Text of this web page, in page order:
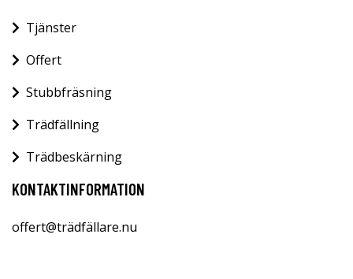
Tjänster
Offert
Stubbfräsning
Trädfällning
Trädbeskärning
KONTAKTINFORMATION
offert@trädfällare.nu